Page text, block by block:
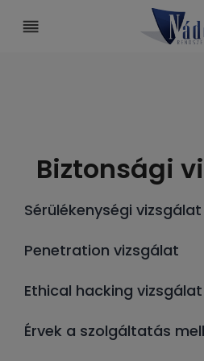
Biztonsági
Sérülékenységi vizsgálat
Penetration vizsgálat
Ethical hacking vizsgálat
Érvek a szolgáltatás